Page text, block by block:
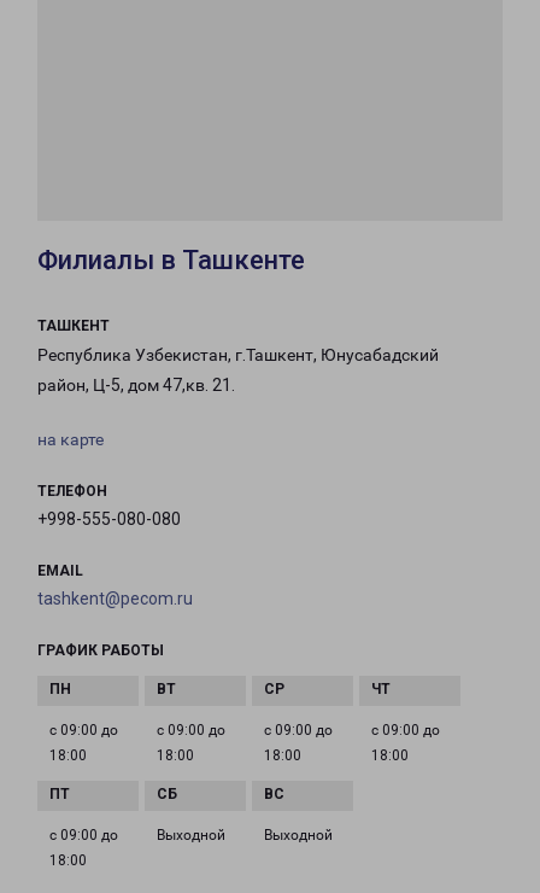
Филиалы в Ташкенте
ТАШКЕНТ
Республика Узбекистан, г.Ташкент, Юнусабадский
район, Ц-5, дом 47,кв. 21.
на карте
ТЕЛЕФОН
+998-555-080-080
EMAIL
tashkent@pecom.ru
ГРАФИК РАБОТЫ
с 09:00 до
18:00
с 09:00 до
18:00
с 09:00 до
18:00
с 09:00 до
18:00
с 09:00 до
18:00
Выходной Выходной